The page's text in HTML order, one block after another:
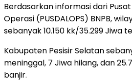
Berdasarkan informasi dari
Operasi (PUSDALOPS) BNPB,
sebanyak 10.150 kk/35.299 Jiwa
Kabupaten Pesisir Selatan
meninggal, 7 Jiwa hilang, dan
banjir.